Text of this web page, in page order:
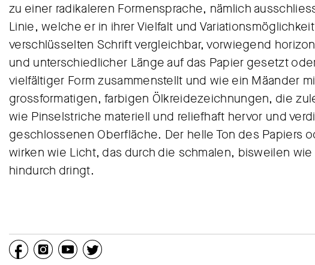
zu einer radikaleren Formensprache, nämlich
Linie, welche er in ihrer Vielfalt und
verschlüsselten Schrift vergleichbar, vorwiegend
und unterschiedlicher Länge auf das Papier gesetzt
vielfältiger Form zusammenstellt und wie ein Mäander
grossformatigen, farbigen Ölkreidezeichnungen, die
wie Pinselstriche materiell und reliefhaft hervor und
geschlossenen Oberfläche. Der helle Ton des Papiers
wirken wie Licht, das durch die schmalen, bisweilen
hindurch dringt.